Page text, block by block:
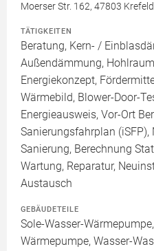
Moerser Str. 162, 47803 Krefeld
TÄTIGKEITEN
Beratung, Kern- /
Außendämmung,
Energiekonzept,
Wärmebild, Blower-Door-
Energieausweis, Vor-Ort
Sanierungsfahrplan
Sanierung, Berechnung
Wartung, Reparatur,
Austausch
GEBÄUDETEILE
Sole-Wasser-
Wärmepumpe, Wasser-